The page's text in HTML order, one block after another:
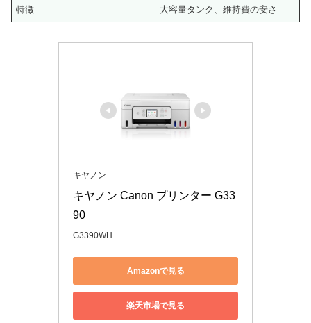
特徴 大容量タンク、維持費の安さ
キヤノン
キヤノン Canon プリンター G33
90
G3390WH
Amazonで見る
楽天市場で見る